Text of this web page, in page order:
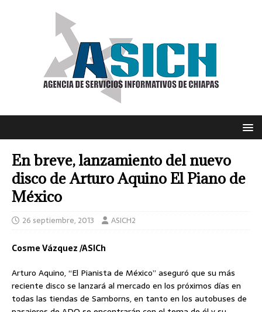
En breve, lanzamiento del nuevo
disco de Arturo Aquino El Piano de
México
26 septiembre, 2013 ASICH2
Cosme Vázquez /ASICh
Arturo Aquino, “El Pianista de México” aseguró que su más
reciente disco se lanzará al mercado en los próximos días en
todas las tiendas de Samborns, en tanto en los autobuses de